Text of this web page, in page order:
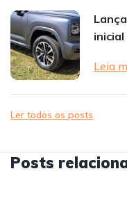
Leia
Ler todos os posts
Posts